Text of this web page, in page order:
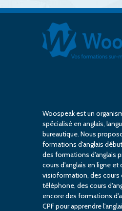
Woospeak est un
spécialisé en anglais,
bureautique. Nous
formations d'anglais
des formations d'anglais
cours d'anglais en ligne et
visioformation, des cours
téléphone, des cours
encore des formations
CPF pour apprendre